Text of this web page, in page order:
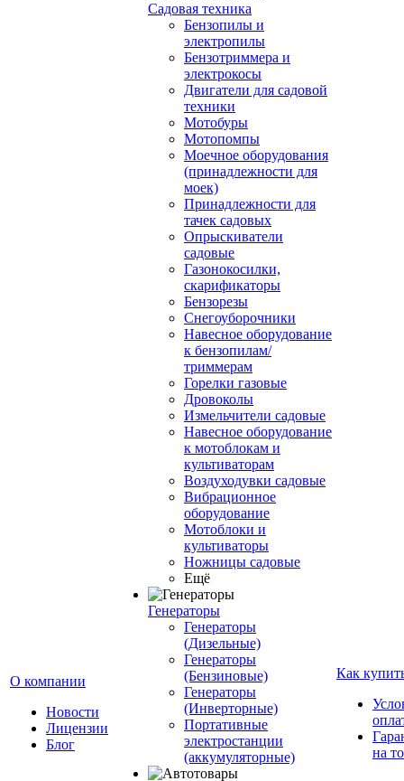
О компании
Новости
Лицензии
Блог
Садовая техника
Бензопилы и
электропилы
Бензотриммера и
электрокосы
Двигатели для садовой
техники
Мотобуры
Мотопомпы
Моечное оборудования
(принадлежности для
моек)
Принадлежности для
тачек садовых
Опрыскиватели
садовые
Газонокосилки,
скарификаторы
Бензорезы
Снегоуборочники
Навесное оборудование
к бензопилам/
триммерам
Горелки газовые
Дровоколы
Измельчители садовые
Навесное оборудование
к мотоблокам и
культиваторам
Воздуходувки садовые
Вибрационное
оборудование
Мотоблоки и
культиваторы
Ножницы садовые
Ещё
Генераторы
Генераторы
(Дизельные)
Генераторы
(Бензиновые)
Генераторы
(Инверторные)
Портативные
электростанции
(аккумуляторные)
Как
на